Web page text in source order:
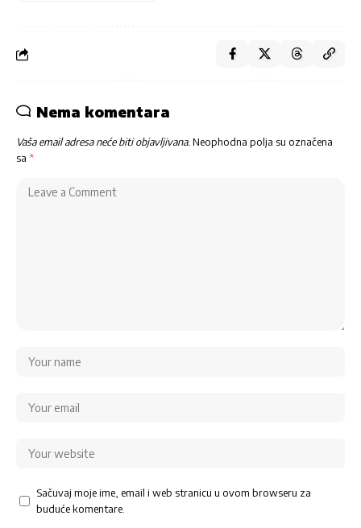
Nema komentara
Vaša email adresa neće biti objavljivana.Neophodna polja su označena
sa *
Sačuvaj moje ime, email i web stranicu u ovom browseru za
buduće komentare.